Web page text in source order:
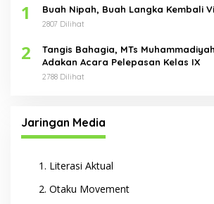
1 Buah Nipah, Buah Langka Kembali
2807 Dilihat
2
Tangis Bahagia, MTs
Adakan Acara Pelepasan Kelas IX
2788 Dilihat
Jaringan Media
Literasi Aktual
Otaku Movement